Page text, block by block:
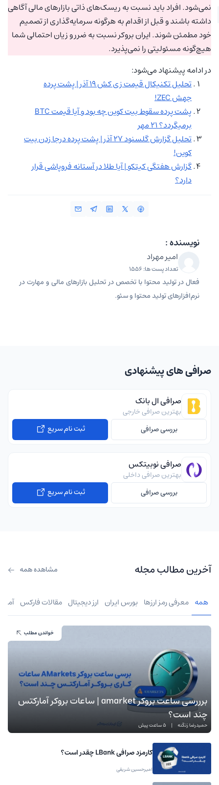
نمی‌شود. افراد باید نسبت به ریسک‌های ذاتی بازارهای مالی آگاهی
داشته باشند و قبل از اقدام به هرگونه سرمایه‌گذاری از تصمیم
خود مطمئن شوند. ایران بروکر نسبت به ضرر و زیان احتمالی شما
هیچ‌گونه مسئولیتی را نمی‌پذیرد.
در ادامه پیشنهاد می‌شود:
تحلیل تکنیکال قیمت زی کش ۱۹ آذر | پشت پرده
جهش ZEC!
پشت پرده سقوط بیت کوین چه بود و آیا قیمت BTC
برمیگردد؟ ۲۱ مهر
تحلیل گزارش گلسنود ۲۷ آذر | پشت پرده درجا زدن بیت
کوین!
گزارش هفتگی کیتکو | آیا طلا در آستانه فروپاشی قرار
دارد؟
نویسنده :
امیر مهراد
تعداد پست ها: 1556
فعال در تولید محتوا با تخصص در تحلیل بازارهای مالی و مهارت در
نرم‌افزارهای تولید محتوا و سئو.
صرافی های پیشنهادی
صرافی ال بانک
بهترین صرافی خارجی
بررسی صرافی
ثبت نام سریع
صرافی نوبیتکس
بهترین صرافی داخلی
بررسی صرافی
ثبت نام سریع
آخرین مطالب مجله مشاهده همه
همه معرفی رمز ارزها بورس ایران ارز دیجیتال مقالات فارکس
برررسی ساعت بروکر amarket | ساعات بروکر آمارکتس
چند است؟
حمیدرضا زنگنه | 5 ساعت پیش
خواندن مطلب
کارمزد صرافی LBank چقدر است؟
امیرحسین شریفی